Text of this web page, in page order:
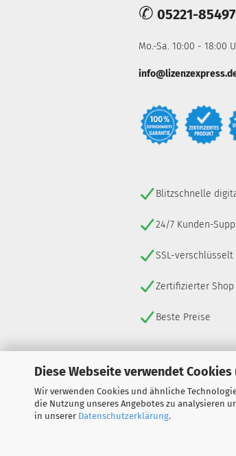
Diese Webseite verwendet
Wir verwenden Cookies und ähnliche
die Nutzung unseres Angebotes zu analysieren
in unserer Datenschutzerklärung.
✆ 05221-
Mo.-Sa. 10:00 - 18:00
Blitzschnelle
24/7 Kunden-
SSL-verschlüsselt
Zertifizierter Shop
Beste Preise
VERTRAG